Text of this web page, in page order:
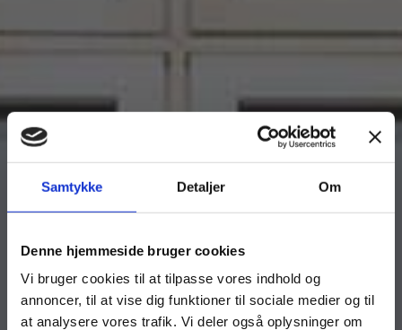
Samtykke Detaljer Om
Denne hjemmeside bruger cookies
Vi bruger cookies til at tilpasse vores indhold og
annoncer, til at vise dig funktioner til sociale medier og til
at analysere vores trafik. Vi deler også oplysninger om